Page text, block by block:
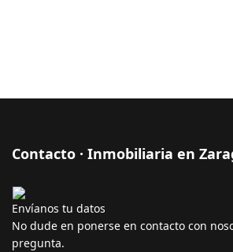
Contacto · Inmobiliaria en
Envíanos tu datos
No dude en ponerse en contacto con
pregunta.